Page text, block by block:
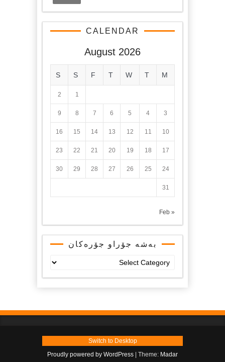
CALENDAR
August 2026
M
T
W
T
F
S
S
1
2
3
4
5
6
7
8
9
10
11
12
13
14
15
16
17
18
19
20
21
22
23
24
25
26
27
28
29
30
31
« Feb
بەشە جۆراو جۆرەکان
جۆرەکان
Switch to Desktop
Proudly powered by WordPress
Theme: Madar